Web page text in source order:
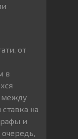
от
в
между
на
и